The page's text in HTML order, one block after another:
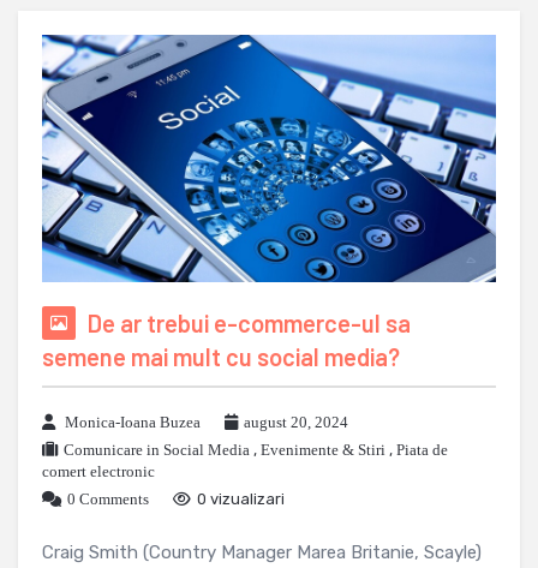
De ar trebui e-commerce-ul sa
semene mai mult cu social media?
Monica-Ioana Buzea
august 20, 2024
Comunicare in Social Media , Evenimente & Stiri , Piata de
comert electronic
0 Comments
0 vizualizari
Craig Smith (Country Manager Marea Britanie, Scayle)